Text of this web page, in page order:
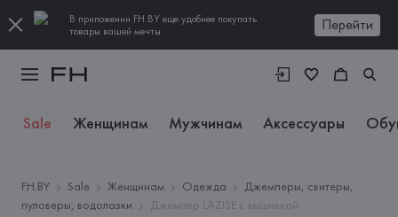
В приложении FH.BY еще удобнее покупать
товары вашей мечты
Перейти
Sale Женщинам Мужчинам Аксессуары
FH.BY Sale Женщинам Одежда
Джемперы, свитеры,
пуловеры, водолазки
Джемпер LAZISE с вышивкой